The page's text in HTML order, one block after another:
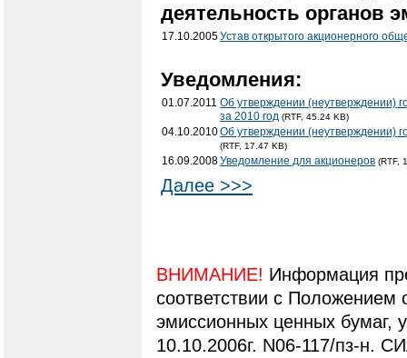
деятельность органов
17.10.2005Устав открытого акционерного
Уведомления:
01.07.2011 Об утверждении (неутверждении)
за 2010 год (RTF, 45.24 KB)
04.10.2010Об утверждении (неутверждении)
(RTF, 17.47 KB)
16.09.2008Уведомление для акционеров (RTF,
Далее >>>
ВНИМАНИЕ! Информация
соответствии с
эмиссионных ценных
10.10.2006г. N06-117/пз-н.